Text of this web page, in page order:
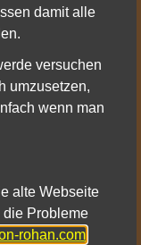
-45%
-50%
Oder du hast
damit alle
versuchen
umzusetzen,
wenn man
alte Webseite
Probleme
rohan.com